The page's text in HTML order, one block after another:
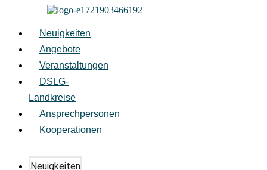
springen
Neuigkeiten
Angebote
Veranstaltungen
DSLG-
Landkreise
Ansprechpersonen
Kooperationen
Neuigkeiten